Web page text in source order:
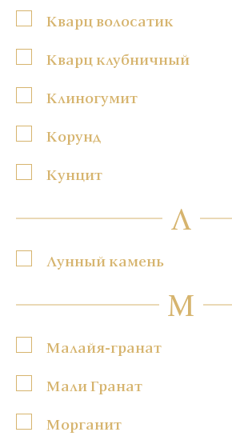
Кварц волосатик
Кварц клубничный
Клиногумит
Корунд
Кунцит
Л
Лунный камень
М
Малайя-гранат
Мали Гранат
Морганит